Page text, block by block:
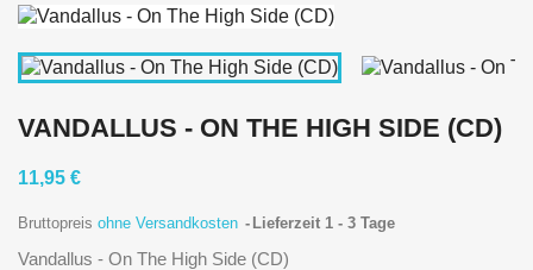
VANDALLUS - ON THE HIGH SIDE (CD)
11,95 €
Bruttopreis ohne Versandkosten Lieferzeit 1 - 3 Tage
Vandallus - On The High Side (CD)